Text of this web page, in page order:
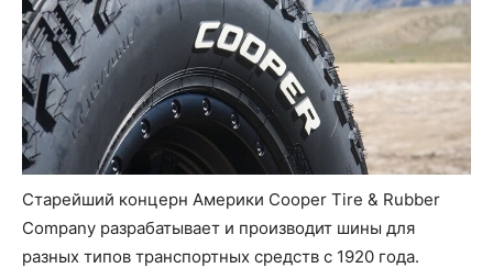
Старейший концерн Америки Cooper Tire & Rubber
Company разрабатывает и производит шины для
разных типов транспортных средств с 1920 года.